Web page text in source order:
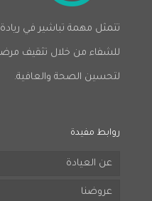
تتمثل مهمة تباشير في
للشفاء من خلال تثقيف
لتحسين الصحة والعافية.
روابط مفيدة
عن العيادة
عروضنا